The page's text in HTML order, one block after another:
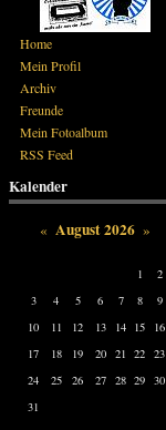
Home
Mein Profil
Archiv
Freunde
Mein Fotoalbum
RSS Feed
Kalender
« August 2026 »
1
2
3
4 5 6 7 8
9
10
11 12 13 14 15
16
17
18 19 20 21 22 23
24
25 26 27 28 29 30
31